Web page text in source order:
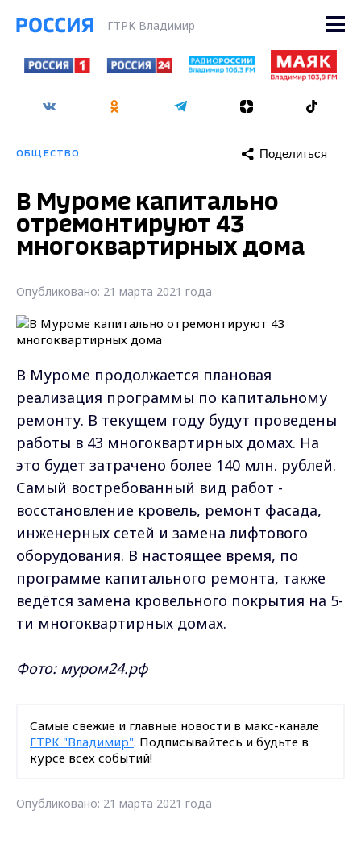
ГТРК Владимир
ОБЩЕСТВО Поделиться
В Муроме капитально
отремонтируют 43
многоквартирных дома
Опубликовано: 21 марта 2021 года
В Муроме продолжается плановая
реализация программы по капитальному
ремонту. В текущем году будут проведены
работы в 43 многоквартирных домах. На
это будет затрачено более 140 млн. рублей.
Самый востребованный вид работ -
восстановление кровель, ремонт фасада,
инженерных сетей и замена лифтового
оборудования. В настоящее время, по
программе капитального ремонта, также
ведётся замена кровельного покрытия на 5-
ти многоквартирных домах.
Фото: муром24.рф
Самые свежие и главные новости в макс-канале
ГТРК "Владимир". Подписывайтесь и будьте в
курсе всех событий!
Опубликовано: 21 марта 2021 года